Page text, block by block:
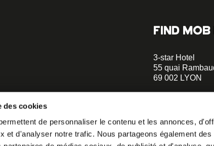
des cookies
de personnaliser le contenu et les annonces,
et d'analyser notre trafic. Nous partageons également
belong to our
FIND
3-star Hotel
55 quai
69 002 LYON
Confluences
A 2-minute walk